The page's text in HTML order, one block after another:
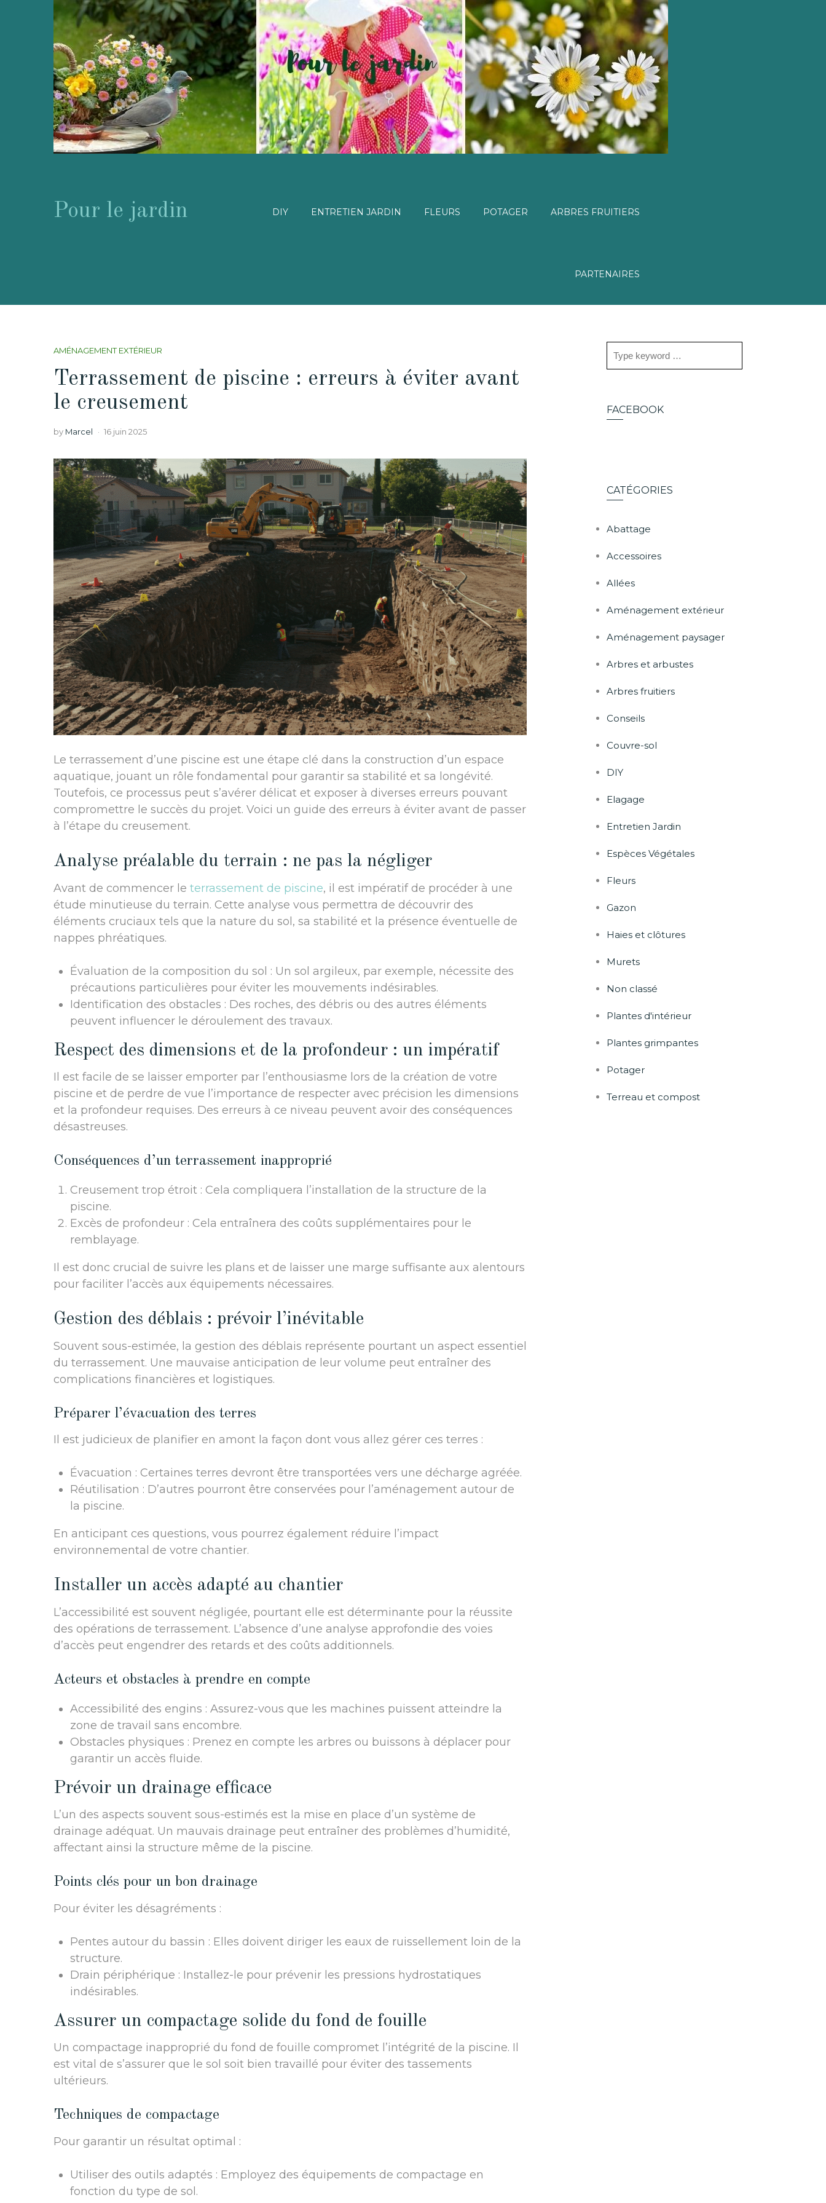
Pour le jardin DIY ENTRETIEN JARDIN FLEURS POTAGER ARBRES FRUITIERS
PARTENAIRES
AMÉNAGEMENT EXTÉRIEUR
Terrassement de piscine : erreurs à éviter avant
le creusement
by Marcel 16 juin 2025
Le terrassement d’une piscine est une étape clé dans la construction d’un espace
aquatique, jouant un rôle fondamental pour garantir sa stabilité et sa longévité.
Toutefois, ce processus peut s’avérer délicat et exposer à diverses erreurs pouvant
compromettre le succès du projet. Voici un guide des erreurs à éviter avant de passer
à l’étape du creusement.
Analyse préalable du terrain : ne pas la négliger
Avant de commencer le terrassement de piscine, il est impératif de procéder à une
étude minutieuse du terrain. Cette analyse vous permettra de découvrir des
éléments cruciaux tels que la nature du sol, sa stabilité et la présence éventuelle de
nappes phréatiques.
Évaluation de la composition du sol : Un sol argileux, par exemple, nécessite des
précautions particulières pour éviter les mouvements indésirables.
Identification des obstacles : Des roches, des débris ou des autres éléments
peuvent influencer le déroulement des travaux.
Respect des dimensions et de la profondeur : un impératif
Il est facile de se laisser emporter par l’enthousiasme lors de la création de votre
piscine et de perdre de vue l’importance de respecter avec précision les dimensions
et la profondeur requises. Des erreurs à ce niveau peuvent avoir des conséquences
désastreuses.
Conséquences d’un terrassement inapproprié
Creusement trop étroit : Cela compliquera l’installation de la structure de la
piscine.
Excès de profondeur : Cela entraînera des coûts supplémentaires pour le
remblayage.
Il est donc crucial de suivre les plans et de laisser une marge suffisante aux alentours
pour faciliter l’accès aux équipements nécessaires.
Gestion des déblais : prévoir l’inévitable
Souvent sous-estimée, la gestion des déblais représente pourtant un aspect essentiel
du terrassement. Une mauvaise anticipation de leur volume peut entraîner des
complications financières et logistiques.
Préparer l’évacuation des terres
Il est judicieux de planifier en amont la façon dont vous allez gérer ces terres :
Évacuation : Certaines terres devront être transportées vers une décharge agréée.
Réutilisation : D’autres pourront être conservées pour l’aménagement autour de
la piscine.
En anticipant ces questions, vous pourrez également réduire l’impact
environnemental de votre chantier.
Installer un accès adapté au chantier
L’accessibilité est souvent négligée, pourtant elle est déterminante pour la réussite
des opérations de terrassement. L’absence d’une analyse approfondie des voies
d’accès peut engendrer des retards et des coûts additionnels.
Acteurs et obstacles à prendre en compte
Accessibilité des engins : Assurez-vous que les machines puissent atteindre la
zone de travail sans encombre.
Obstacles physiques : Prenez en compte les arbres ou buissons à déplacer pour
garantir un accès fluide.
Prévoir un drainage efficace
L’un des aspects souvent sous-estimés est la mise en place d’un système de
drainage adéquat. Un mauvais drainage peut entraîner des problèmes d’humidité,
affectant ainsi la structure même de la piscine.
Points clés pour un bon drainage
Pour éviter les désagréments :
Pentes autour du bassin : Elles doivent diriger les eaux de ruissellement loin de la
structure.
Drain périphérique : Installez-le pour prévenir les pressions hydrostatiques
indésirables.
Assurer un compactage solide du fond de fouille
Un compactage inapproprié du fond de fouille compromet l’intégrité de la piscine. Il
est vital de s’assurer que le sol soit bien travaillé pour éviter des tassements
ultérieurs.
Techniques de compactage
Pour garantir un résultat optimal :
Utiliser des outils adaptés : Employez des équipements de compactage en
fonction du type de sol.
FACEBOOK
CATÉGORIES
Abattage
Accessoires
Allées
Aménagement extérieur
Aménagement paysager
Arbres et arbustes
Arbres fruitiers
Conseils
Couvre-sol
DIY
Elagage
Entretien Jardin
Espèces Végétales
Fleurs
Gazon
Haies et clôtures
Murets
Non classé
Plantes d'intérieur
Plantes grimpantes
Potager
Terreau et compost